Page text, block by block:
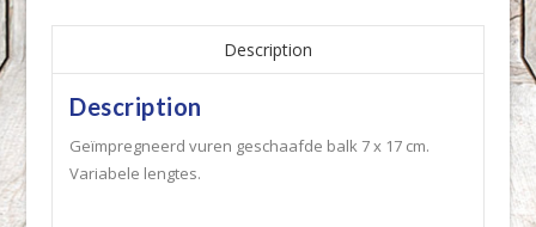
Description
Description
Geïmpregneerd vuren geschaafde balk 7 x 17 cm.
Variabele lengtes.